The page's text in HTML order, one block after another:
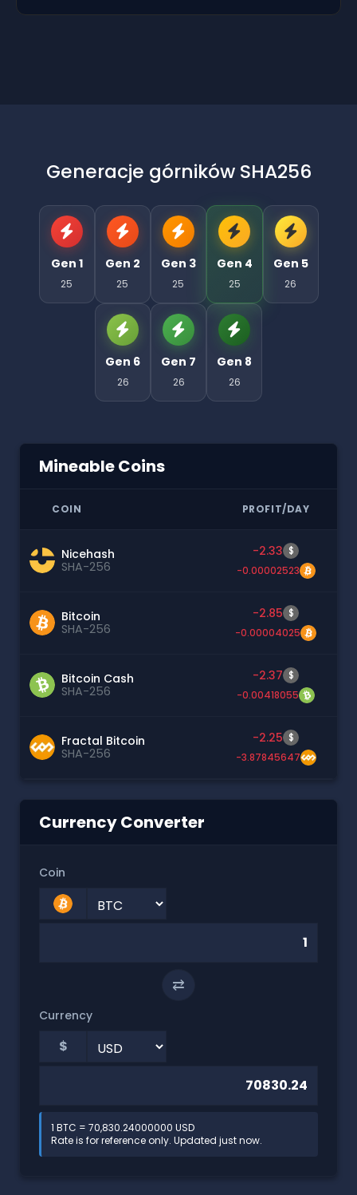
Generacje górników SHA256
Gen 1
25
Gen 2
25
Gen 3
25
Gen 4
25
Gen 5
26
Gen 6
26
Gen 7
26
Gen 8
26
Mineable Coins
COIN PROFIT/DAY
Nicehash
SHA-256
-2.33 $
-0.00002523
Bitcoin
SHA-256
-2.85 $
-0.00004025
Bitcoin Cash
SHA-256
-2.37 $
-0.00418055
Fractal Bitcoin
SHA-256
-2.25 $
-3.87845647
Currency Converter
Coin
⇄
Currency
$
1 BTC = 70,830.24000000 USD
Rate is for reference only. Updated just now.